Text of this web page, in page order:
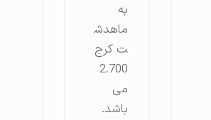
ماهدش
ت کرج
2.700
باشد.